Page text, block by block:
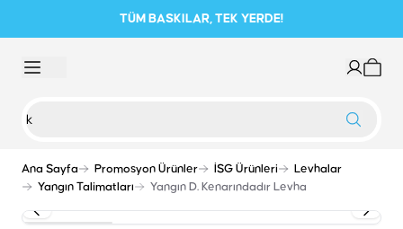
TÜM BASKILAR, TEK YERDE!
Ana Sayfa Promosyon Ürünler İSG Ürünleri
Levhalar
Yangın Talimatları
Yangın D. Kenarındadır Levha